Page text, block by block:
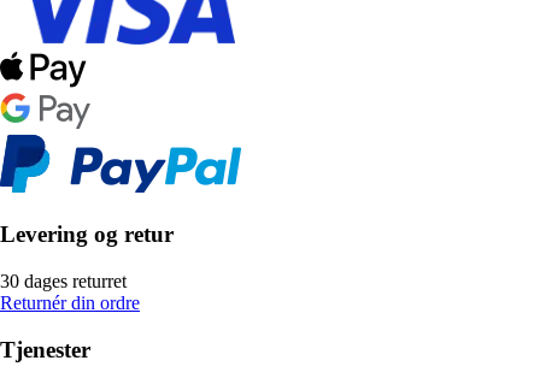
Levering og retur
30 dages returret
Returnér din ordre
Tjenester